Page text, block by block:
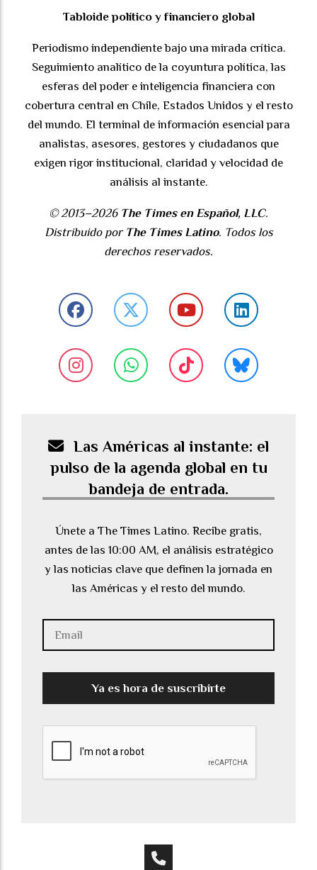
Tabloide político y financiero global
Periodismo independiente bajo una mirada crítica.
Seguimiento analítico de la coyuntura política, las
esferas del poder e inteligencia financiera con
cobertura central en Chile, Estados Unidos y el resto
del mundo. El terminal de información esencial para
analistas, asesores, gestores y ciudadanos que
exigen rigor institucional, claridad y velocidad de
análisis al instante.
© 2013–2026 The Times en Español, LLC.
Distribuido por The Times Latino. Todos los
derechos reservados.
Las Américas al instante: el
pulso de la agenda global en tu
bandeja de entrada.
Únete a The Times Latino. Recibe gratis,
antes de las 10:00 AM, el análisis estratégico
y las noticias clave que definen la jornada en
las Américas y el resto del mundo.
Ya es hora de suscribirte